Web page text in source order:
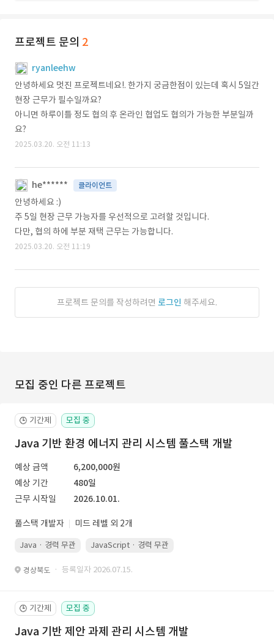
프로젝트 문의 2
ryanleehw
안녕하세요 멋진 프로젝트네요!. 한가지 궁금한점이 있는데 혹시 5일간
현장 근무가 필수일까요?
아니면 하루이틀 정도 협의 후 온라인 협업도 협의가 가능한 부분일까
요?
2025.03.20. 오전 11:13
he****** 클라이언트
안녕하세요 :)
주 5일 현장 근무 가능자를 우선적으로 고려할 것입니다.
다만, 협의 하에 부분 재택 근무는 가능합니다.
2025.03.20. 오전 11:19
프로젝트 문의를 작성하려면 로그인 해주세요.
모집 중인 다른 프로젝트
🕒 기간제 모집 중
Java 기반 환경 에너지 관리 시스템 풀스택 개발
예상 금액
6,200,000원
예상 기간
480일
근무 시작일
2026.10.01.
풀스택 개발자 미드 레벨 외 2개
Java · 경력 무관 JavaScript · 경력 무관
경상북도 · 등록일자 2026.07.15.
🕒 기간제 모집 중
Java 기반 제안 과제 관리 시스템 개발